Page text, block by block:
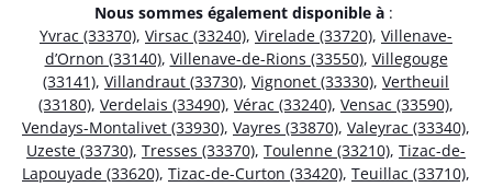
Nous sommes également disponible à :
Yvrac (33370), Virsac (33240), Virelade (33720), Villenave-
d’Ornon (33140), Villenave-de-Rions (33550), Villegouge
(33141), Villandraut (33730), Vignonet (33330), Vertheuil
(33180), Verdelais (33490), Vérac (33240), Vensac (33590),
Vendays-Montalivet (33930), Vayres (33870), Valeyrac (33340),
Uzeste (33730), Tresses (33370), Toulenne (33210), Tizac-de-
Lapouyade (33620), Tizac-de-Curton (33420), Teuillac (33710),